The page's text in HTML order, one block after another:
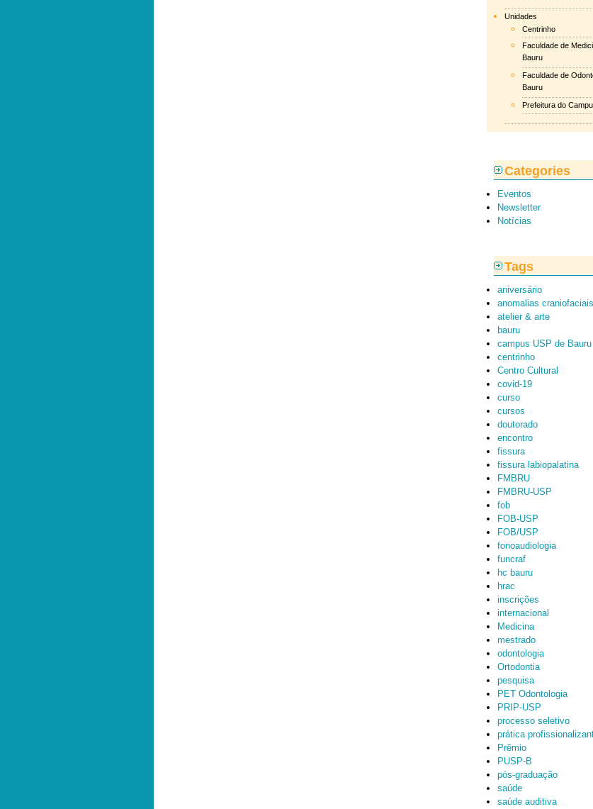
Unidades
Centrinho
Faculdade de
Bauru
Faculdade de
Bauru
Prefeitura do
Categories
Eventos
Newsletter
Notícias
Tags
aniversário
anomalias craniofaciais
atelier & arte
bauru
campus USP de Bauru
centrinho
Centro Cultural
covid-19
curso
cursos
doutorado
encontro
fissura
fissura labiopalatina
FMBRU
FMBRU-USP
fob
FOB-USP
FOB/USP
fonoaudiologia
funcraf
hc bauru
hrac
inscrições
internacional
Medicina
mestrado
odontologia
Ortodontia
pesquisa
PET Odontologia
PRIP-USP
processo seletivo
prática
Prêmio
PUSP-B
pós-graduação
saúde
saúde auditiva